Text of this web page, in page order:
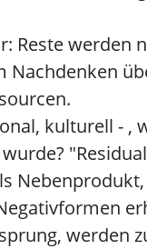
Reste werden
Nachdenken
kulturell - ,
werden